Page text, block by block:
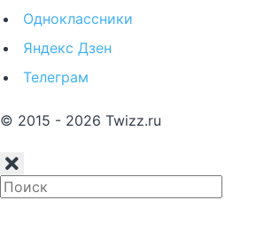
Одноклассники
Яндекс Дзен
Телеграм
© 2015 - 2026 Twizz.ru